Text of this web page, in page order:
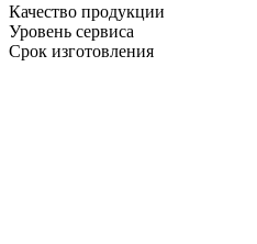
Качество продукции
Уровень сервиса
Срок изготовления